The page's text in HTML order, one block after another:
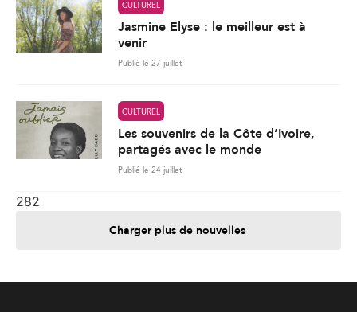
CULTUREL
Jasmine Elyse : le meilleur est à
venir
Publié le 27 juillet
CULTUREL
Les souvenirs de la Côte d’Ivoire,
partagés avec le monde
Publié le 24 juillet
282
Charger plus de nouvelles